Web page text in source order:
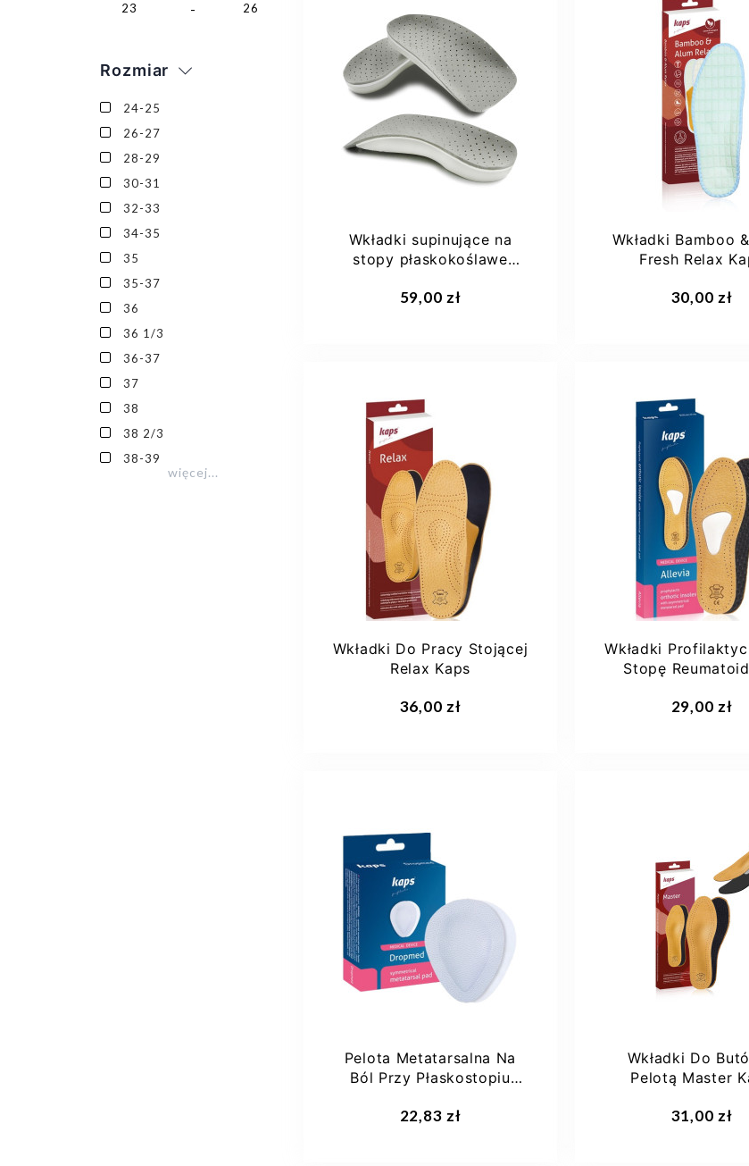
23 26
Rozmiar
24-25
26-27
28-29
30-31
32-33
34-35
35
35-37
36
36 1/3
36-37
37
38
38 2/3
38-39
więcej...
36 37 38
39
40
+4
Wkładki supinujące na
stopy płaskokoślawe
59,00 zł
24-25 26-27
28-29
30-31
32-33
Wkładki Bamboo
Fresh Relax
30,00 zł
40 41
Wkładki Do Pracy Stojącej
Relax Kaps
36,00 zł
35 36
38
39
Wkładki
Stopę
29,00 zł
37 38
40
+6
Pelota Metatarsalna Na
Ból Przy Płaskostopiu
22,83 zł
Wkładki Do
Pelotą Master
31,00 zł